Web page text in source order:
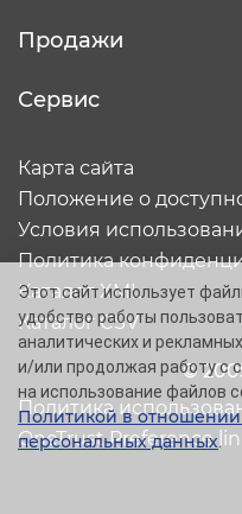
Продажи
Сервис
©
Карта сайта
Положение о
Условия
Политика
Каталог XML
Каталог CSV
Политика
OneTrust Preference
Этот сайт использует
удобство работы
аналитических и
и/или продолжая работу с
на использование файлов
Политикой в
персональных данных.